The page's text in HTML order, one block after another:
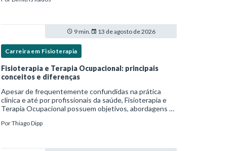
Saúde, ela tem um enfoque patofisiológico, e não c
9 min. 13 de agosto de 2026
Carreira em Fisioterapia
Fisioterapia e Terapia Ocupacional: principais
conceitos e diferenças
Apesar de frequentemente confundidas na prática
clínica e até por profissionais da saúde, Fisioterapia e
Terapia Ocupacional possuem objetivos, abordagens e
complementares. Entender essas diferenças é essenc
PorThiago Dipp